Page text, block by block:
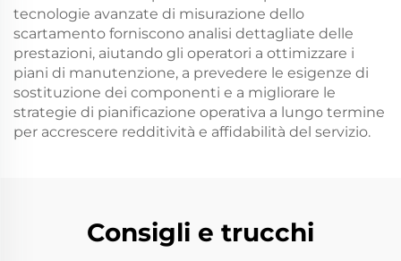
tecnologie avanzate di misurazione dello
scartamento forniscono analisi dettagliate delle
prestazioni, aiutando gli operatori a ottimizzare i
piani di manutenzione, a prevedere le esigenze di
sostituzione dei componenti e a migliorare le
strategie di pianificazione operativa a lungo termine
per accrescere redditività e affidabilità del servizio.
Consigli e trucchi